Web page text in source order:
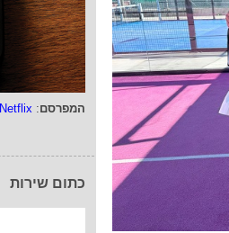
המפרסם:
Netflix
כתום שירות